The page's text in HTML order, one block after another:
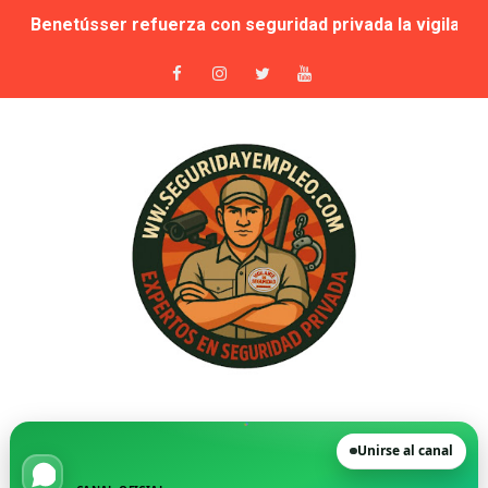
Benetússer refuerza con seguridad privada la
Publicada la lista de aptos para la habilitación como
Grupo Secoex se perfila como adjudicataria de la
Adjudicado por 87,9 millones el contrato de apoyo a
🚨 Falta de vigilantes en El Retiro: cuando la
Suspensión cautelar de la adjudicación de varios
🛡️ Vecinos de VPP en Playa de San Juan denuncian
Novedad. Orden INT/25/2026 — Habilitación de
La Moraleja, condenada a readmitir a su director de
Unirse al canal